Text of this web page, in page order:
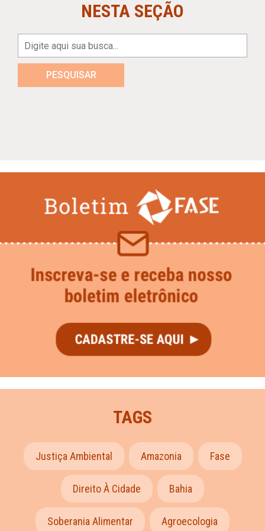
NESTA SEÇÃO
PESQUISAR
TAGS
Justiça Ambiental Amazonia Fase
Direito À Cidade Bahia
Soberania Alimentar Agroecologia